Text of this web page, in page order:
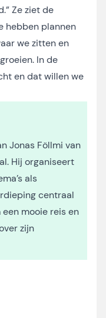
Ze ziet de
hebben plannen
we zitten en
In de
en dat willen we
Jonas Föllmi van
Hij organiseert
als
centraal
mooie reis en
zijn